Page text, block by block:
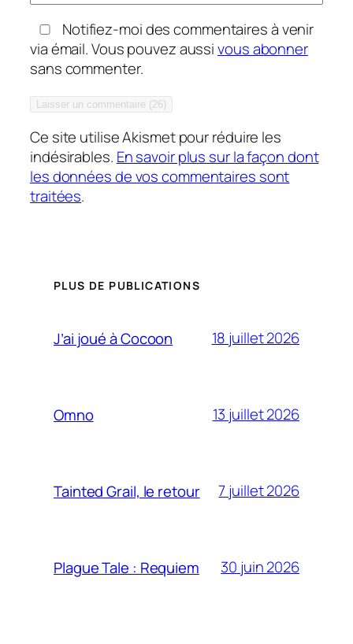
Notifiez-moi des commentaires à venir
via émail. Vous pouvez aussivous abonner
sans commenter.
Ce site utilise Akismet pour réduire les
indésirables. En savoir plus sur la façon dont
les données de vos commentaires sont
traitées.
PLUS DE PUBLICATIONS
J’ai joué à Cocoon 18 juillet 2026
Omno 13 juillet 2026
Tainted Grail, le retour 7 juillet 2026
Plague Tale : Requiem 30 juin 2026